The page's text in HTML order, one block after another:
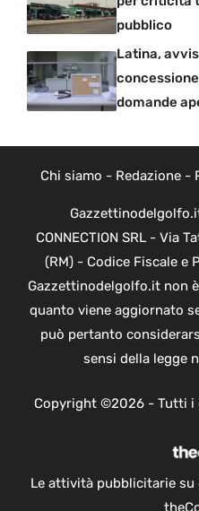
pubblico
Latina,
domande
Chi siamo - Redazione-
CONNECTION SRL - Via
(RM) - Codice Fiscale e
Gazzettinodelgolfo.it non
quanto viene aggiornato
può pertanto
sensi della legge
Copyright ©2026 - Tutti
Le attività pubblicitarie